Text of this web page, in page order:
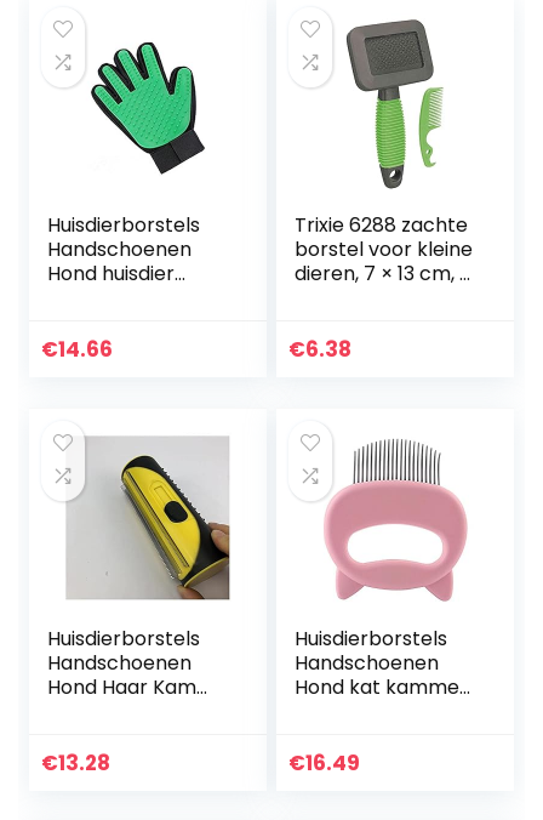
Huisdierborstels
Handschoenen
Hond huisdier
siliconen katten
€14.66
Trixie 6288 zachte
borstel voor kleine
dieren, 7 × 13 cm, (1
€6.38
Huisdierborstels
Handschoenen
Hond Haar Kam
Reinigingsborstel
€13.28
Huisdierborstels
Handschoenen
Hond kat kammen
verzorging
€16.49